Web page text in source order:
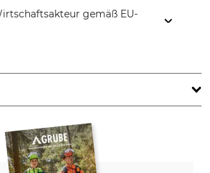
gemäß EU-
Schnittlänge
45 cm
Sägekettentyp